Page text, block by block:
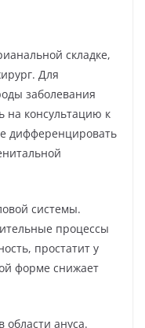
складке,
Для
заболевания
на консультацию к
дифференцировать
системы.
процессы
простатит у
форме снижает
области ануса.